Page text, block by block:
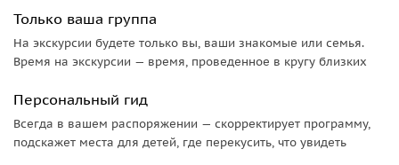
Прислониха
Продолжим путешествие остановившись в небольшом
селе Карсунского района Ульяновской области —
Аркадий Пластов, прославивший свою малую родину. По
желанию Вы сможете посетить небольшой музей
посвященней его памяти, услышите историю местного
Только ваша группа
На экскурсии будете только вы, ваши знакомые или семья.
Время на экскурсии — время, проведенное в кругу близких
Персональный гид
Всегда в вашем распоряжении — скорректирует программу,
подскажет места для детей, где перекусить, что увидеть